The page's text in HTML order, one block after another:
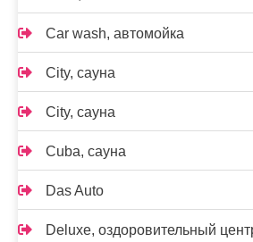
Car wash, автомойка
City, сауна
City, сауна
Cuba, сауна
Das Auto
Deluxe, оздоровительный